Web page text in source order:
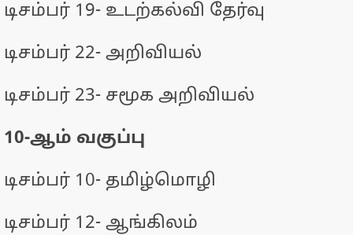
டிசம்பர் 19- உடற்கல்வி தேர்வு
டிசம்பர் 22- அறிவியல்
டிசம்பர் 23- சமூக அறிவியல்
10-ஆம் வகுப்பு
டிசம்பர் 10- தமிழ்மொழி
டிசம்பர் 12- ஆங்கிலம்